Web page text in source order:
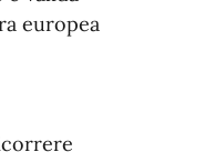
europea